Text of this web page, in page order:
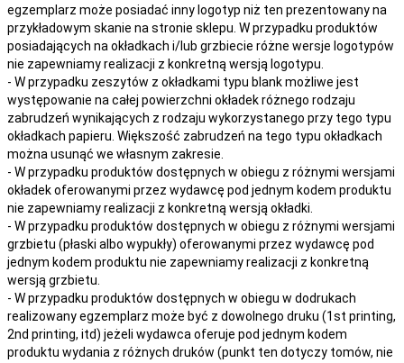
egzemplarz może posiadać inny logotyp niż ten prezentowany na
przykładowym skanie na stronie sklepu. W przypadku produktów
posiadających na okładkach i/lub grzbiecie różne wersje logotypów
nie zapewniamy realizacji z konkretną wersją logotypu.
- W przypadku zeszytów z okładkami typu blank możliwe jest
występowanie na całej powierzchni okładek różnego rodzaju
zabrudzeń wynikających z rodzaju wykorzystanego przy tego typu
okładkach papieru. Większość zabrudzeń na tego typu okładkach
można usunąć we własnym zakresie.
- W przypadku produktów dostępnych w obiegu z różnymi wersjami
okładek oferowanymi przez wydawcę pod jednym kodem produktu
nie zapewniamy realizacji z konkretną wersją okładki.
- W przypadku produktów dostępnych w obiegu z różnymi wersjami
grzbietu (płaski albo wypukły) oferowanymi przez wydawcę pod
jednym kodem produktu nie zapewniamy realizacji z konkretną
wersją grzbietu.
- W przypadku produktów dostępnych w obiegu w dodrukach
realizowany egzemplarz może być z dowolnego druku (1st printing,
2nd printing, itd) jeżeli wydawca oferuje pod jednym kodem
produktu wydania z różnych druków (punkt ten dotyczy tomów, nie